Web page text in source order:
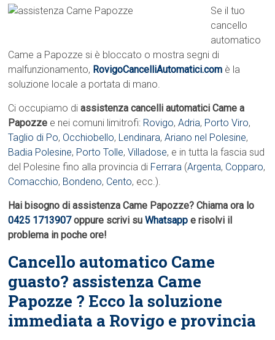
Se il tuo
cancello
automatico
Came a Papozze si è bloccato o mostra segni di
malfunzionamento, RovigoCancelliAutomatici.com è la
soluzione locale a portata di mano.
Ci occupiamo diassistenza cancelli automatici Came a
Papozze e nei comuni limitrofi: Rovigo,Adria, Porto Viro,
Taglio di Po, Occhiobello, Lendinara,Ariano nel Polesine,
Badia Polesine, Porto Tolle,Villadose, e in tutta la fascia sud
del Polesine fino alla provincia di Ferrara (Argenta, Copparo,
Comacchio, Bondeno, Cento, ecc.).
Hai bisogno di assistenza Came Papozze? Chiama ora lo
0425 1713907oppure scrivi suWhatsapp e risolvi il
problema in poche ore!
Cancello automatico Came
guasto? assistenza Came
Papozze ? Ecco la soluzione
immediata a Rovigo e provincia